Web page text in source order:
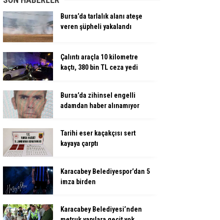
Bursa’da tarlalık alanı ateşe
veren şüpheli yakalandı
Çalıntı araçla 10 kilometre
kaçtı, 380 bin TL ceza yedi
Bursa’da zihinsel engelli
adamdan haber alınamıyor
Tarihi eser kaçakçısı sert
kayaya çarptı
Karacabey Belediyespor’dan 5
imza birden
Karacabey Belediyesi’nden